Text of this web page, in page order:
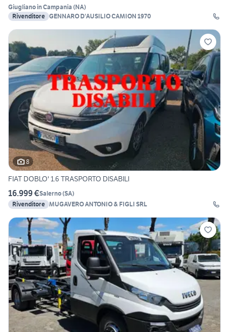
Giugliano in Campania (NA)
Rivenditore GENNARO D'AUSILIO CAMION 1970
8
FIAT DOBLO' 1.6 TRASPORTO DISABILI
16.999 €Salerno(SA)
Rivenditore MUGAVERO ANTONIO & FIGLI SRL